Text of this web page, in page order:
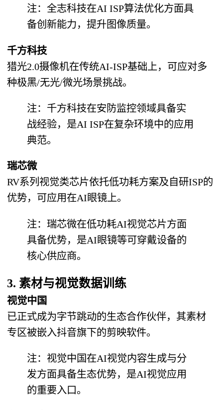
注：全志科技在AI ISP算法优化方面具
备创新能力，提升图像质量。
千方科技
猎光2.0摄像机在传统AI-ISP基础上，可应对多
种极黑/无光/微光场景挑战。
注：千方科技在安防监控领域具备实
战经验，是AI ISP在复杂环境中的应用
典范。
瑞芯微
RV系列视觉类芯片依托低功耗方案及自研ISP的
优势，可应用在AI眼镜上。
注：瑞芯微在低功耗AI视觉芯片方面
具备优势，是AI眼镜等可穿戴设备的
核心供应商。
3. 素材与视觉数据训练
视觉中国
已正式成为字节跳动的生态合作伙伴，其素材
专区被嵌入抖音旗下的剪映软件。
注：视觉中国在AI视觉内容生成与分
发方面具备生态优势，是AI视觉应用
的重要入口。